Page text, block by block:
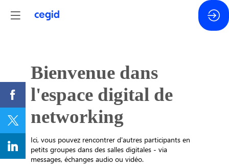
Bienvenue dans
l'espace digital de
networking
Ici, vous pouvez rencontrer d'autres participants en
petits groupes dans des salles digitales - via
messages, échanges audio ou vidéo.